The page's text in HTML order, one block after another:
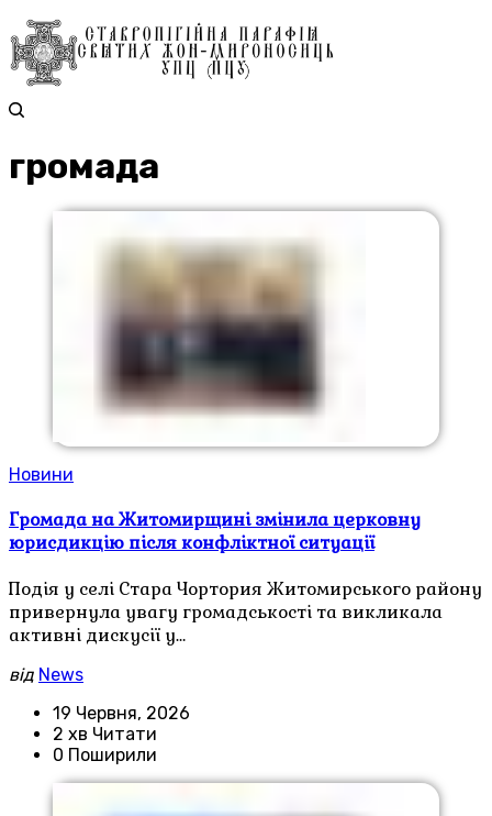
громада
Новини
Громада на Житомирщині змінила церковну
юрисдикцію після конфліктної ситуації
Подія у селі Стара Чортория Житомирського району
привернула увагу громадськості та викликала
активні дискусії у…
від News
19 Червня, 2026
2 хв Читати
0 Поширили